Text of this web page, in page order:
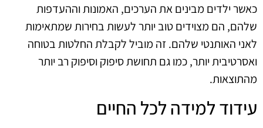
כאשר ילדים מבינים את הערכים, האמונות וההעדפות
שלהם, הם מצוידים טוב יותר לעשות בחירות שמתאימות
לאני האותנטי שלהם. זה מוביל לקבלת החלטות בטוחה
ואסרטיבית יותר, כמו גם תחושת סיפוק וסיפוק רב יותר
מהתוצאות.
עידוד למידה לכל החיים